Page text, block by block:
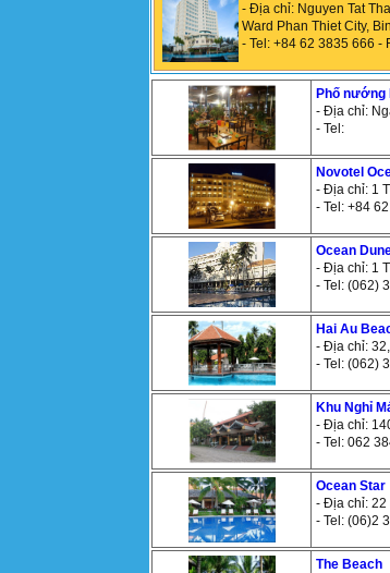
- Địa chỉ: Nguyen Tat
Ward Phan Thiet City,
- Tel: +84 62 3835 666 -
Phố nướng
- Địa chỉ:
- Tel:
Novotel
- Địa chỉ: 1
- Tel: +84
Ocean
- Địa chỉ: 1
- Tel: (062)
Hai Au
- Địa chỉ:
- Tel: (062)
Khu Nghỉ
- Địa chỉ:
- Tel: 062
Ocean Star
- Địa chỉ: 22
- Tel: (06)2
The Beach